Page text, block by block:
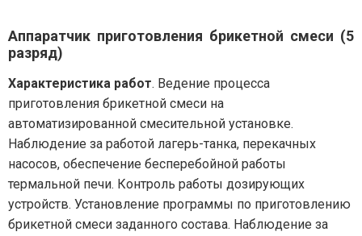
Аппаратчик приготовления брикетной смеси (5
разряд)
Характеристика работ. Ведение процесса
приготовления брикетной смеси на
автоматизированной смесительной установке.
Наблюдение за работой лагерь-танка, перекачных
насосов, обеспечение бесперебойной работы
термальной печи. Контроль работы дозирующих
устройств. Установление программы по приготовлению
брикетной смеси заданного состава. Наблюдение за